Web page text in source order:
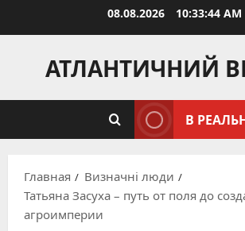
08.08.2026 10:33:45 AM
АТЛАНТИЧНИЙ
В
Главная
Визначні люди
Татьяна Засуха – путь от поля до
агроимперии